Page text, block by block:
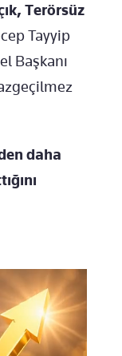
Terörsüz
Tayyip
Başkanı
daha